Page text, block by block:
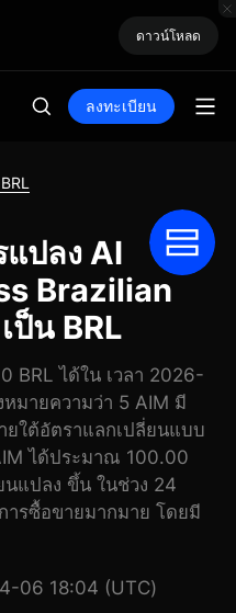
ดาวน์โหลด
ลงทะเบียน
ปลง AI
Brazilian
ป็น BRL
BRL ได้ใน เวลา 2026-
มายความว่า 5 AIM มี
ใต้อัตราแลกเปลี่ยนแบบ
ได้ประมาณ 100.00
นแปลง ขึ้น ในช่วง 24
ารซื้อขายมากมาย โดยมี
06 18:04 (UTC)